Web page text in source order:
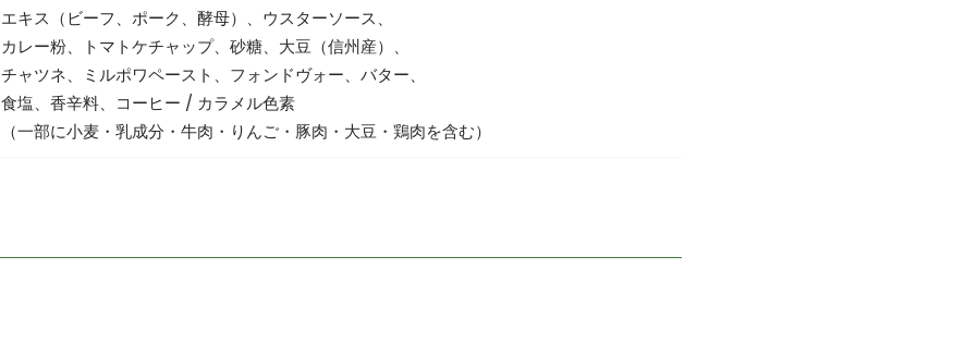
エキス（ビーフ、ポーク、酵母）、ウスターソース、
カレー粉、トマトケチャップ、砂糖、大豆（信州産）、
チャツネ、ミルポワペースト、フォンドヴォー、バター、
食塩、香辛料、コーヒー / カラメル色素
（一部に小麦・乳成分・牛肉・りんご・豚肉・大豆・鶏肉を含む）